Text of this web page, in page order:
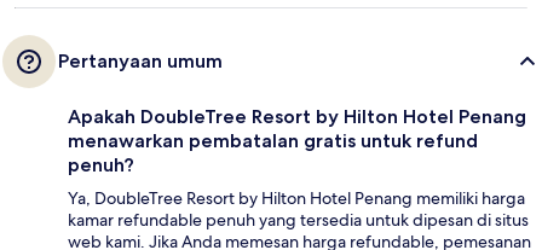
Pertanyaan umum
Apakah DoubleTree Resort by Hilton Hotel Penang
menawarkan pembatalan gratis untuk refund
penuh?
Ya, DoubleTree Resort by Hilton Hotel Penang memiliki harga
kamar refundable penuh yang tersedia untuk dipesan di situs
web kami. Jika Anda memesan harga refundable, pemesanan